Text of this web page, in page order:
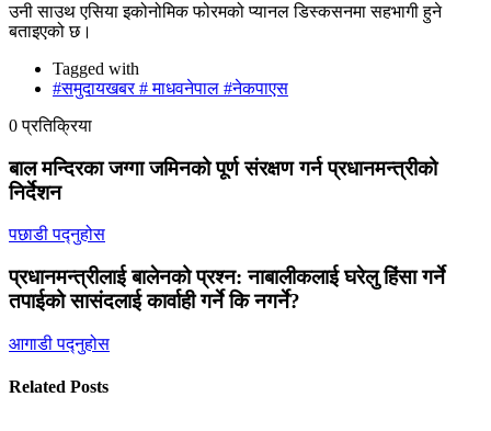
उनी साउथ एसिया इकोनोमिक फोरमको प्यानल डिस्कसनमा सहभागी हुने
बताइएको छ।
Tagged with
#समुदायखबर # माधवनेपाल #नेकपाएस
0 प्रतिक्रिया
बाल मन्दिरका जग्गा जमिनको पूर्ण संरक्षण गर्न प्रधानमन्त्रीको
निर्देशन
पछाडी पद्नुहोस
प्रधानमन्त्रीलाई बालेनको प्रश्न: नाबालीकलाई घरेलु हिंसा गर्ने
तपाईको सासंदलाई कार्वाही गर्ने कि नगर्ने?
आगाडी पद्नुहोस
Related Posts